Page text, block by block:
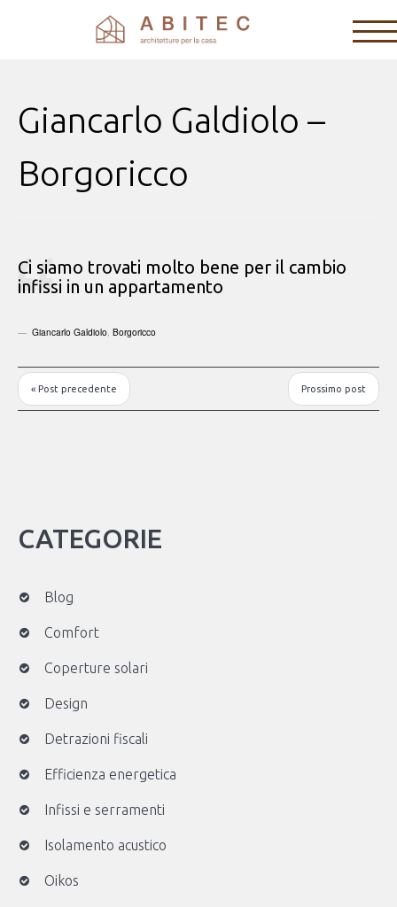
Giancarlo Galdiolo –
Borgoricco
Ci siamo trovati molto bene per il cambio
infissi in un appartamento
Giancarlo Galdiolo, Borgoricco
« Post precedente Prossimo post
CATEGORIE
Blog
Comfort
Coperture solari
Design
Detrazioni fiscali
Efficienza energetica
Infissi e serramenti
Isolamento acustico
Oikos